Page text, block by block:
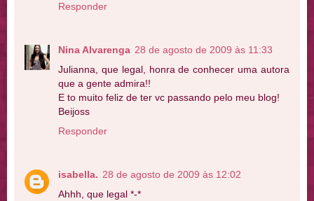
Responder
Nina Alvarenga 28 de agosto de 2009 às 11:33
Julianna, que legal, honra de conhecer uma autora
que a gente admira!!
E to muito feliz de ter vc passando pelo meu blog!
Beijoss
Responder
isabella. 28 de agosto de 2009 às 12:02
Ahhh, que legal *-*